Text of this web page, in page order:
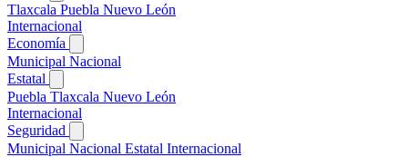
Tlaxcala Puebla Nuevo León
Internacional
Economía
Municipal Nacional
Estatal
Puebla Tlaxcala Nuevo León
Internacional
Seguridad
Municipal Nacional Estatal Internacional